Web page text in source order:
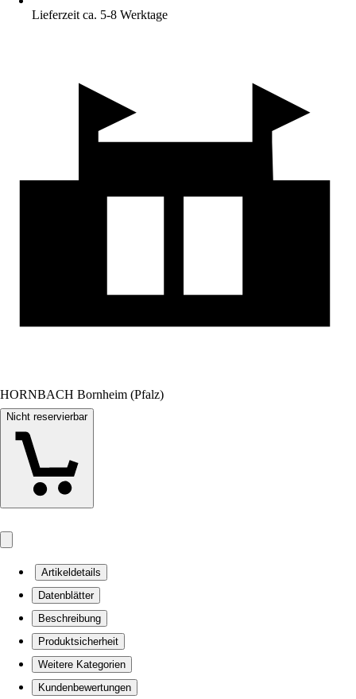
Lieferzeit ca. 5-8 Werktage
HORNBACH Bornheim (Pfalz)
Nicht reservierbar
Artikeldetails
Datenblätter
Beschreibung
Produktsicherheit
Weitere Kategorien
Kundenbewertungen